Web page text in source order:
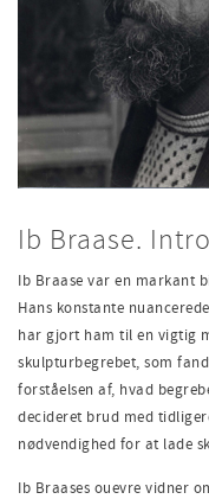
Ib Braase.
Ib Braase var en markant
Hans konstante
har gjort ham til en vigtig
skulpturbegrebet, som
forståelsen af, hvad
decideret brud med
nødvendighed for at lade
Ib Braases ouevre vidner